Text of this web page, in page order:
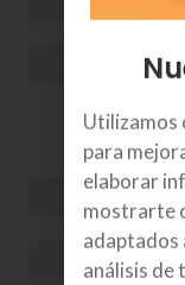
Utilizamos
para
elaborar
mostrarte
adaptados
análisis de